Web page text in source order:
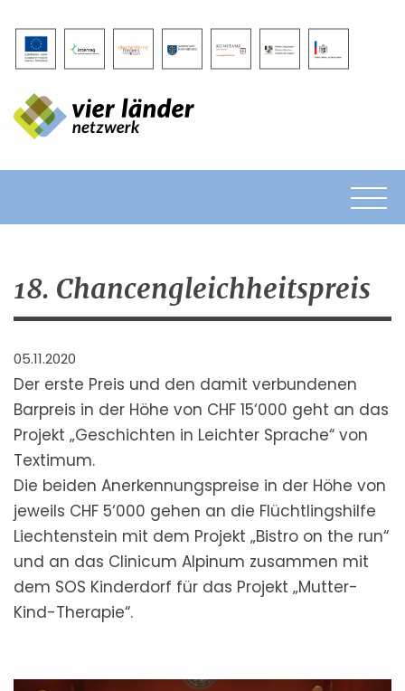
Datenschutz
18. Chancengleichheitspreis
05.11.2020
Der erste Preis und den damit verbundenen
Barpreis in der Höhe von CHF 15‘000 geht an das
Projekt „Geschichten in Leichter Sprache“ von
Textimum.
Die beiden Anerkennungspreise in der Höhe von
jeweils CHF 5‘000 gehen an die Flüchtlingshilfe
Liechtenstein mit dem Projekt „Bistro on the run“
und an das Clinicum Alpinum zusammen mit
dem SOS Kinderdorf für das Projekt „Mutter-
Kind-Therapie“.